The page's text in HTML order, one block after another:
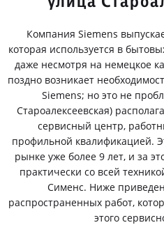
Компания Siemens
которая используется в
даже несмотря на немецкое
поздно возникает
Siemens; но это не
Староалексеевская)
сервисный центр,
профильной квалификацией.
рынке уже более 9 лет, и за
практически со всей
Сименс. Ниже
распространенных работ,
этого